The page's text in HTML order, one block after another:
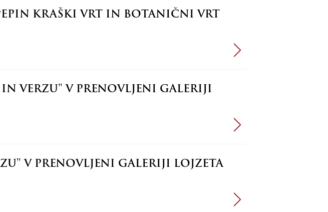
KRAŠKI VRT IN BOTANIČNI VRT
VERZU" V PRENOVLJENI GALERIJI
V PRENOVLJENI GALERIJI LOJZETA